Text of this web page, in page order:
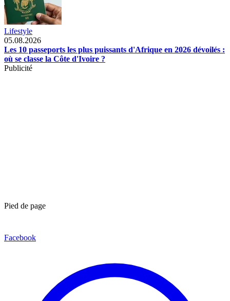
Lifestyle
05.08.2026
Les 10 passeports les plus puissants d'Afrique en 2026 dévoilés :
où se classe la Côte d'Ivoire ?
Publicité
Pied de page
Facebook